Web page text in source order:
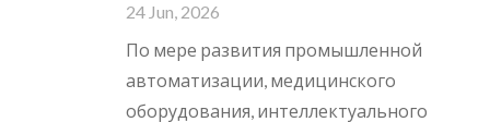
24 Jun, 2026
По мере развития промышленной
автоматизации, медицинского
оборудования, интеллектуального